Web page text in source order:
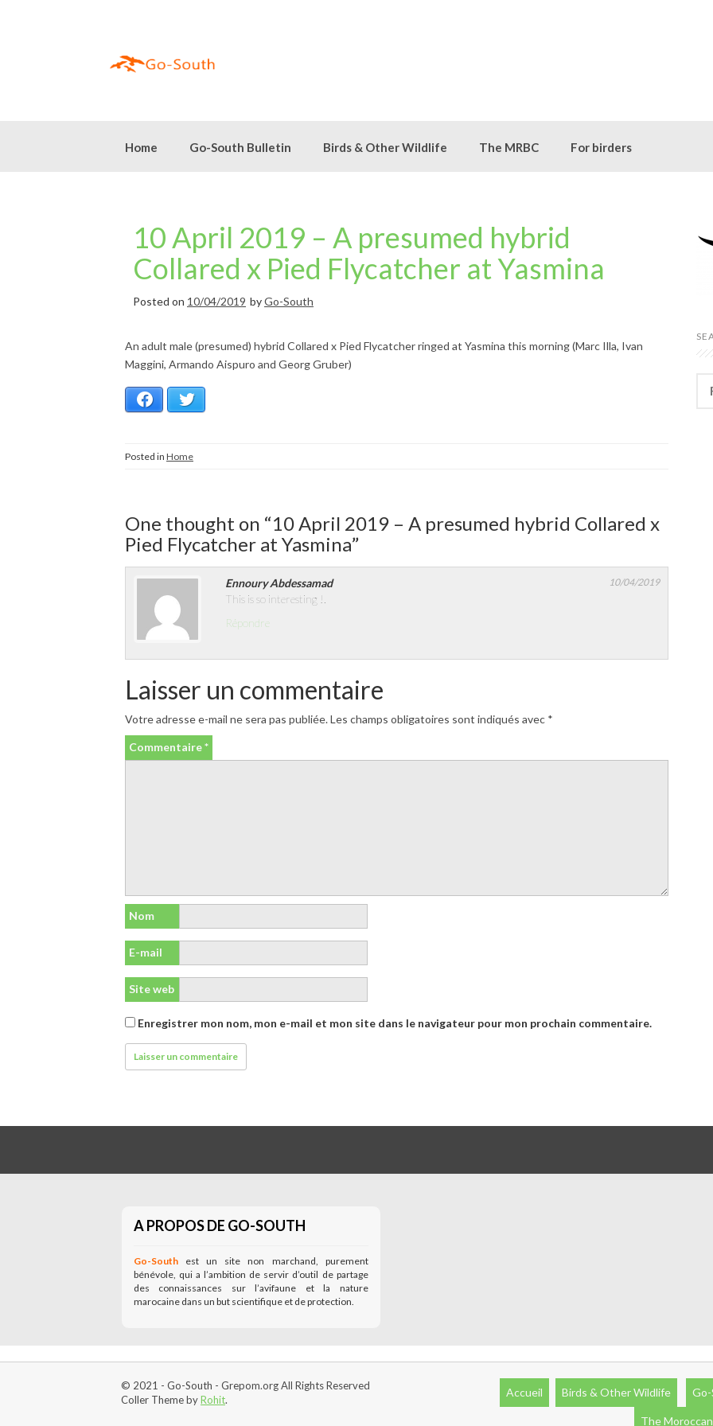
Home Go-South Bulletin Birds & Other Wildlife The MRBC For birders
10 April 2019 – A presumed hybrid
Collared x Pied Flycatcher at Yasmina
Posted on 10/04/2019 byGo-South
An adult male (presumed) hybrid Collared x Pied Flycatcher ringed at Yasmina this morning (Marc Illa, Ivan
Maggini, Armando Aispuro and Georg Gruber)
Facebook
Posted in Home
One thought on “10 April 2019 – A presumed hybrid Collared x
Pied Flycatcher at Yasmina”
Ennoury Abdessamad 10/04/2019
This is so interesting !.
Répondre
Laisser un commentaire
Votre adresse e-mail ne sera pas publiée.Les champs obligatoires sont indiqués avec *
Commentaire*
Nom
E-mail
Site web
Enregistrer mon nom, mon e-mail et mon site dans le navigateur pour mon prochain commentaire.
A PROPOS DE GO-SOUTH
Go-South est un site non marchand, purement
bénévole, qui a l’ambition de servir d’outil de partage
des connaissances sur l’avifaune et la nature
marocaine dans un but scientifique et de protection.
© 2021 - Go-South - Grepom.org All Rights Reserved
Coller Theme byRohit.
Accueil Birds & Other Wildlife
The